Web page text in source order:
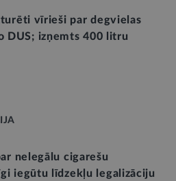
vīrieši par degvielas
DUS; izņemts 400 litru
nelegālu cigarešu
iegūtu līdzekļu legalizāciju